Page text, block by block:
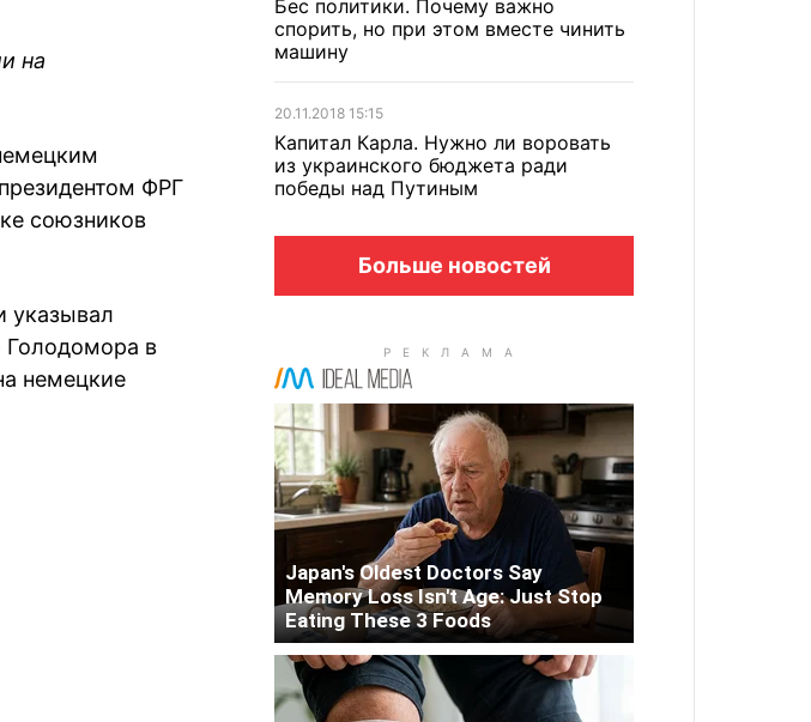
на
ФРГ
союзников
указывал
Голодомора в
немецкие
Бес политики. Почему важно
спорить, но при этом вместе чинить
машину
20.11.2018 15:15
Капитал Карла. Нужно ли воровать
из украинского бюджета ради
победы над Путиным
Больше новостей